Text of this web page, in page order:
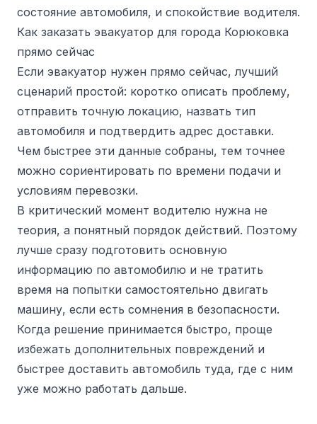
состояние автомобиля, и спокойствие водителя.
Как заказать эвакуатор для города Корюковка
прямо сейчас
Если эвакуатор нужен прямо сейчас, лучший
сценарий простой: коротко описать проблему,
отправить точную локацию, назвать тип
автомобиля и подтвердить адрес доставки.
Чем быстрее эти данные собраны, тем точнее
можно сориентировать по времени подачи и
условиям перевозки.
В критический момент водителю нужна не
теория, а понятный порядок действий. Поэтому
лучше сразу подготовить основную
информацию по автомобилю и не тратить
время на попытки самостоятельно двигать
машину, если есть сомнения в безопасности.
Когда решение принимается быстро, проще
избежать дополнительных повреждений и
быстрее доставить автомобиль туда, где с ним
уже можно работать дальше.